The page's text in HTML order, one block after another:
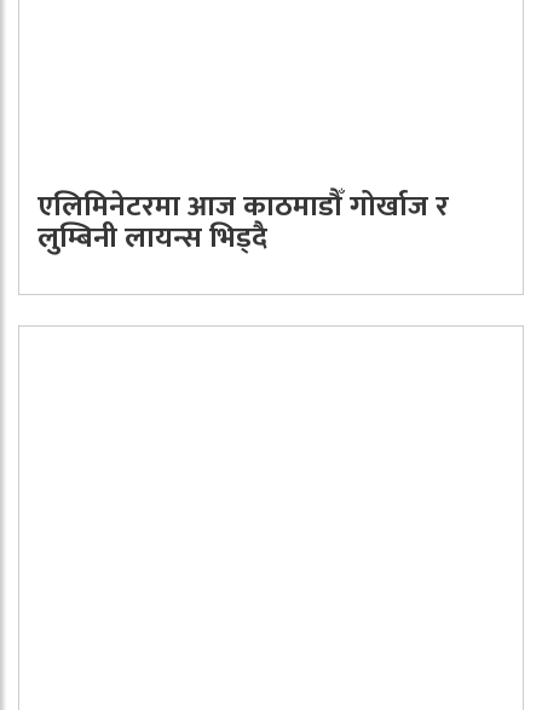
एलिमिनेटरमा आज काठमाडौँ गोर्खाज र
लुम्बिनी लायन्स भिड्दै